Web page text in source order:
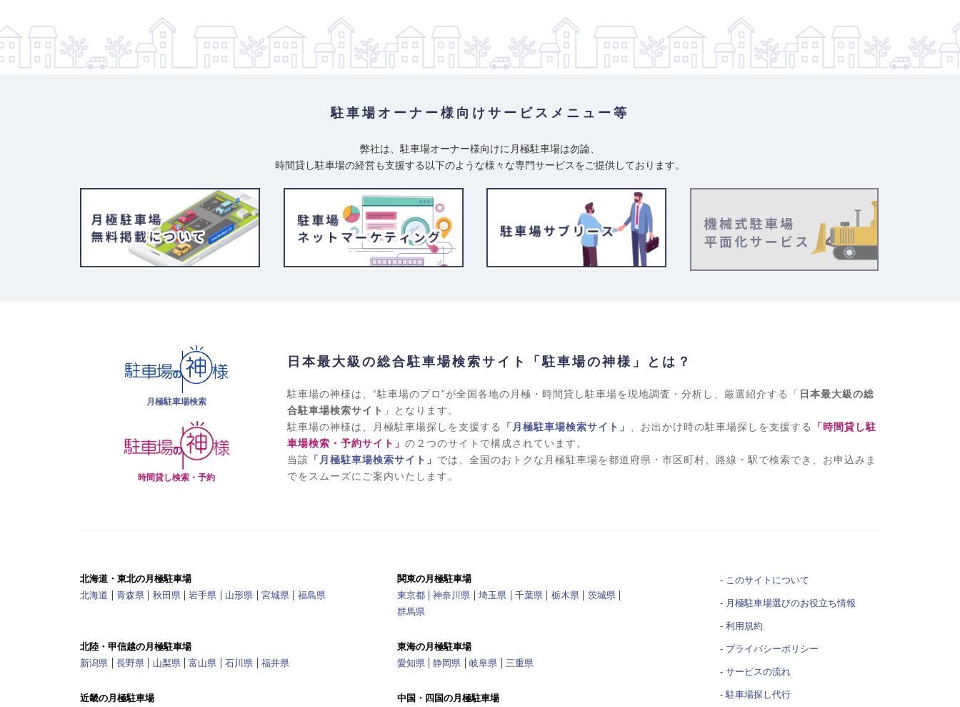
駐車場オーナー様向け サービスメニュー等
弊社は、駐車場オーナー様向けに月極駐車場は勿論、
時間貸し駐車場の経営も支援する以下のような様々な専門サービスをご提供しております。
月極駐車場検索
時間貸し検索・予約
日本最大級の総合駐車場検索サイト「駐車場の神様」とは？
駐車場の神様は、“駐車場のプロ”が全国各地の月極・時間貸し駐車場を現地調査・分析し、厳選紹介する「 日本最大級の総
合駐車場検索サイト 」となります。
駐車場の神様は、月極駐車場探しを支援する
「月極駐車場検索サイト」 、お出かけ時の駐車場探しを支援する
「時間貸し駐
車場検索・予約サイト」 の２つのサイトで構成されています。
当該 「月極駐車場検索サイト」 では、全国のおトクな月極駐車場を都道府県・市区町村、路線・駅で検索でき、お申込みま
でをスムーズにご案内いたします。
北海道・東北の月極駐車場
北海道
青森県 秋田県 岩手県 山形県 宮城県 福島県
関東の月極駐車場
東京都
神奈川県 埼玉県 千葉県 栃木県
茨城県
群馬県
北陸・甲信越の月極駐車場
新潟県
長野県 山梨県 富山県 石川県 福井県
東海の月極駐車場
愛知県
静岡県 岐阜県 三重県
近畿の月極駐車場 中国・四国の月極駐車場
このサイトについて
月極駐車場選びのお役立ち情報
利用規約
プライバシーポリシー
サービスの流れ
駐車場探し代行